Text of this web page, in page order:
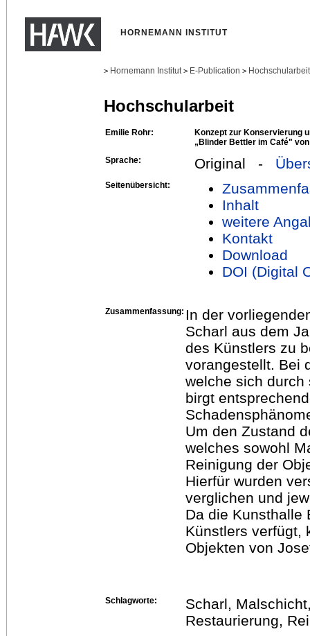
HORNEMANN INSTITUT
> Hornemann Institut > E-Publication >
Hochschularbeit
Emilie Rohr:
Konzept zur Konservierung
„Blinder Bettler im Café"
Sprache:
Original -
Seitenübersicht:
Inhalt
weitere
Kontakt
Download
DOI (Digital
Zusammenfassung: In der
Scharl aus dem
des Künstlers zu
vorangestellt. Bei
welche sich
birgt
Um den Zustand
welches sowohl
Reinigung der
Hierfür wurden
verglichen und
Da die Kunsthalle
Künstlers verfügt,
Objekten von
Schlagworte:
Scharl,
Restaurierung,